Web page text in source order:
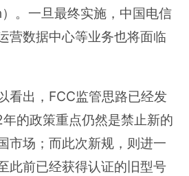
。一旦最终实施，中国电信
营数据中心等业务也将面临
看出，FCC监管思路已经发
的政策重点仍然是禁止新的
市场；而此次新规，则进一
此前已经获得认证的旧型号